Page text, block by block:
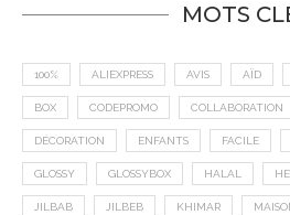
MOTS
100% ALIEXPRESS AVIS AÏD
BOX CODEPROMO COLLABORATION
DÉCORATION ENFANTS FACILE
GLOSSY GLOSSYBOX HALAL
JILBAB JILBEB KHIMAR